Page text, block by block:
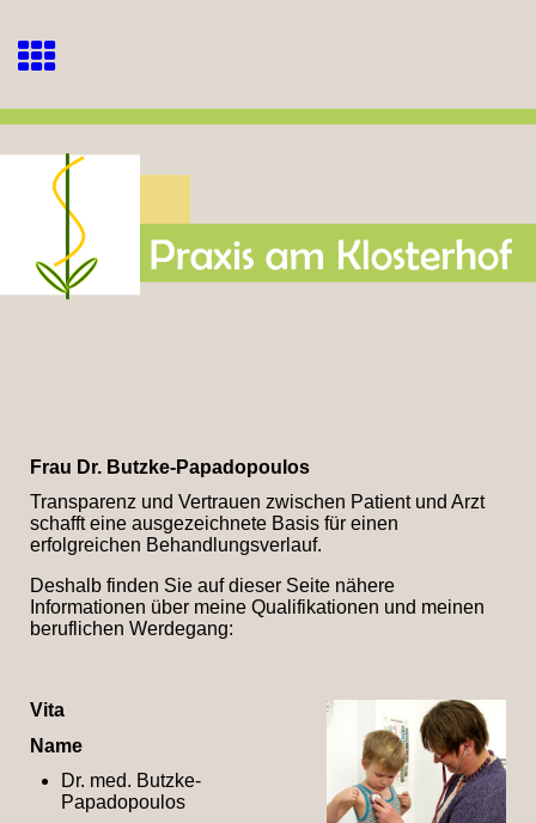
Frau Dr. Butzke-Papadopoulos
Transparenz und Vertrauen zwischen Patient und Arzt
schafft eine ausgezeichnete Basis für einen
erfolgreichen Behandlungsverlauf.
Deshalb finden Sie auf dieser Seite nähere
Informationen über meine Qualifikationen und meinen
beruflichen Werdegang:
Vita
Name
Dr. med. Butzke-
Papadopoulos